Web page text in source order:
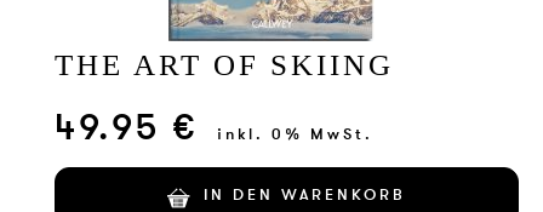
THE ART OF SKIING
49.95 € inkl. 0% MwSt.
IN DEN WARENKORB